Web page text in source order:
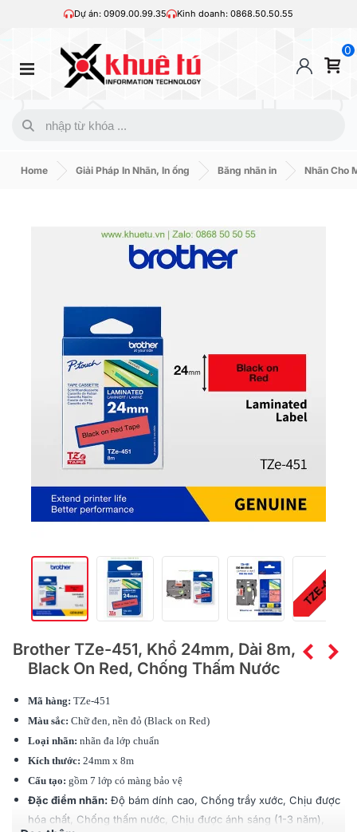
Dự án: 0909.00.99.35 Kinh doanh: 0868.50.50.55
0
Home Giải Pháp In Nhãn, In ống Băng nhãn in Nhãn Cho
Brother TZe-451, Khổ 24mm, Dài 8m,
Black On Red, Chống Thấm Nước
Mã hàng: TZe-451
Màu sắc: Chữ đen, nền đỏ (Black on Red)
Loại nhãn: nhãn đa lớp chuẩn
Kích thước: 24mm x 8m
Cấu tạo: gồm 7 lớp có màng bảo vệ
Đặc điểm nhãn: Độ bám dính cao, Chống trầy xước, Chịu được
hóa chất, Chống thấm nước, Chịu được ánh sáng (1-3 năm),